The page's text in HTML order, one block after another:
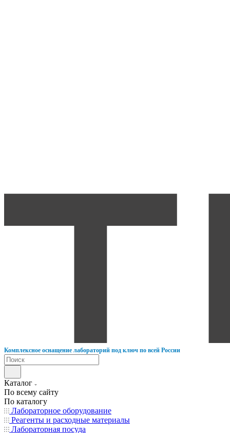
Комплексное оснащение лабораторий под ключ по всей России
Каталог
По всему сайту
По каталогу
Лабораторное оборудование
Реагенты и расходные материалы
Лабораторная посуда